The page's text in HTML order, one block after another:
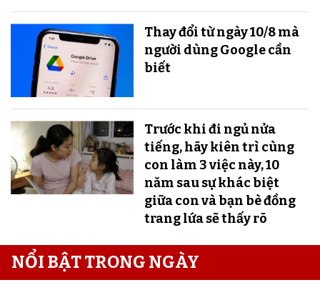
Thay đổi từ ngày 10/8 mà
người dùng Google cần
biết
Trước khi đi ngủ nửa
tiếng, hãy kiên trì cùng
con làm 3 việc này, 10
năm sau sự khác biệt
giữa con và bạn bè đồng
trang lứa sẽ thấy rõ
NỔI BẬT TRONG NGÀY